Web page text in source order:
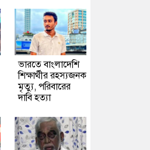
ভারতে বাংলাদেশি
শিক্ষার্থীর রহস্যজনক
মৃত্যু, পরিবারের
দাবি হত্যা